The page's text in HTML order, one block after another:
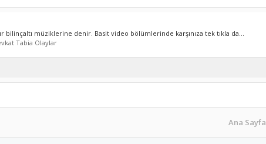
bilinçaltı müziklerine denir. Basit video bölümlerinde karşınıza tek tıkla da...
Tabia Olaylar
Ana Sayfa